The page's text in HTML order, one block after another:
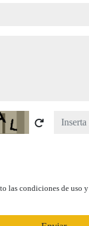
las condiciones de uso y